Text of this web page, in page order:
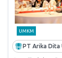
UMKM
PT Arika Dita